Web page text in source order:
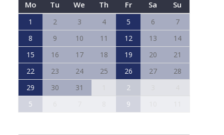
Mo Tu We Th Fr Sa Su
1 2 3 4 5 6
7
8
9 10 11 12 13
14
15
16 17 18 19 20
21
22
23 24 25 26 27
28
29
30 31 2
5
9